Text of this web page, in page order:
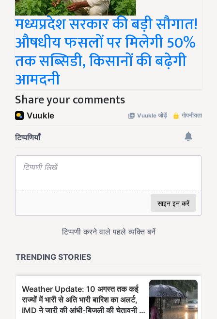
मध्यप्रदेश सरकार की बड़ी सौगात!
औषधीय फसलों पर मिलेगी 50%
तक सब्सिडी, किसानों की बढ़ेगी
आमदनी
Share your comments